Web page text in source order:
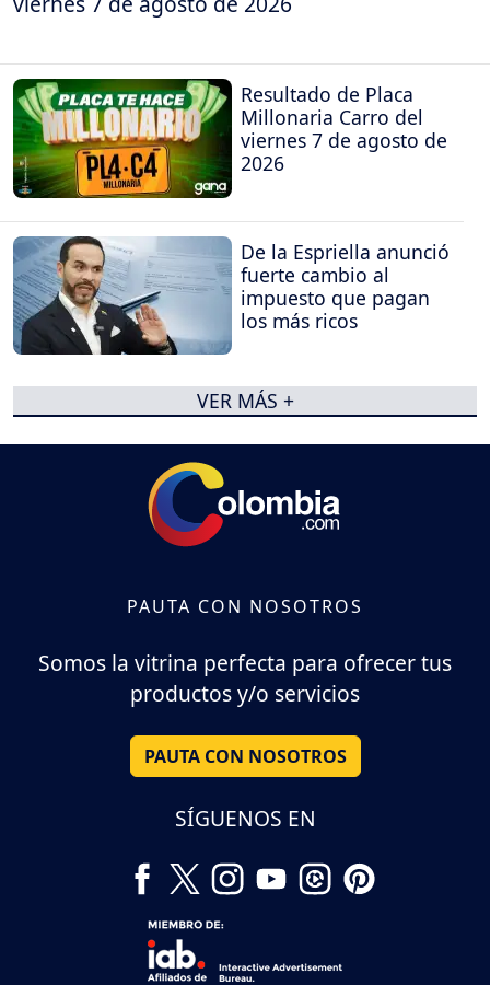
Resultado de Placa
Millonaria Carro del
viernes 7 de agosto de
2026
De la Espriella anunció
fuerte cambio al
impuesto que pagan
los más ricos
VER MÁS +
PAUTA CON NOSOTROS
Somos la vitrina perfecta para ofrecer tus
productos y/o servicios
PAUTA CON NOSOTROS
SÍGUENOS EN